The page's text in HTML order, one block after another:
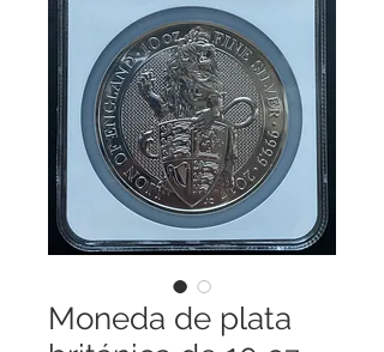
Moneda de plata